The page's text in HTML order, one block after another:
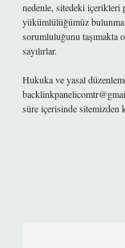
nedenle, sitedeki içerikleri
yükümlülüğümüz
sorumluluğunu taşımakta
sayılırlar.
Hukuka ve yasal
süre içerisinde sitemizden